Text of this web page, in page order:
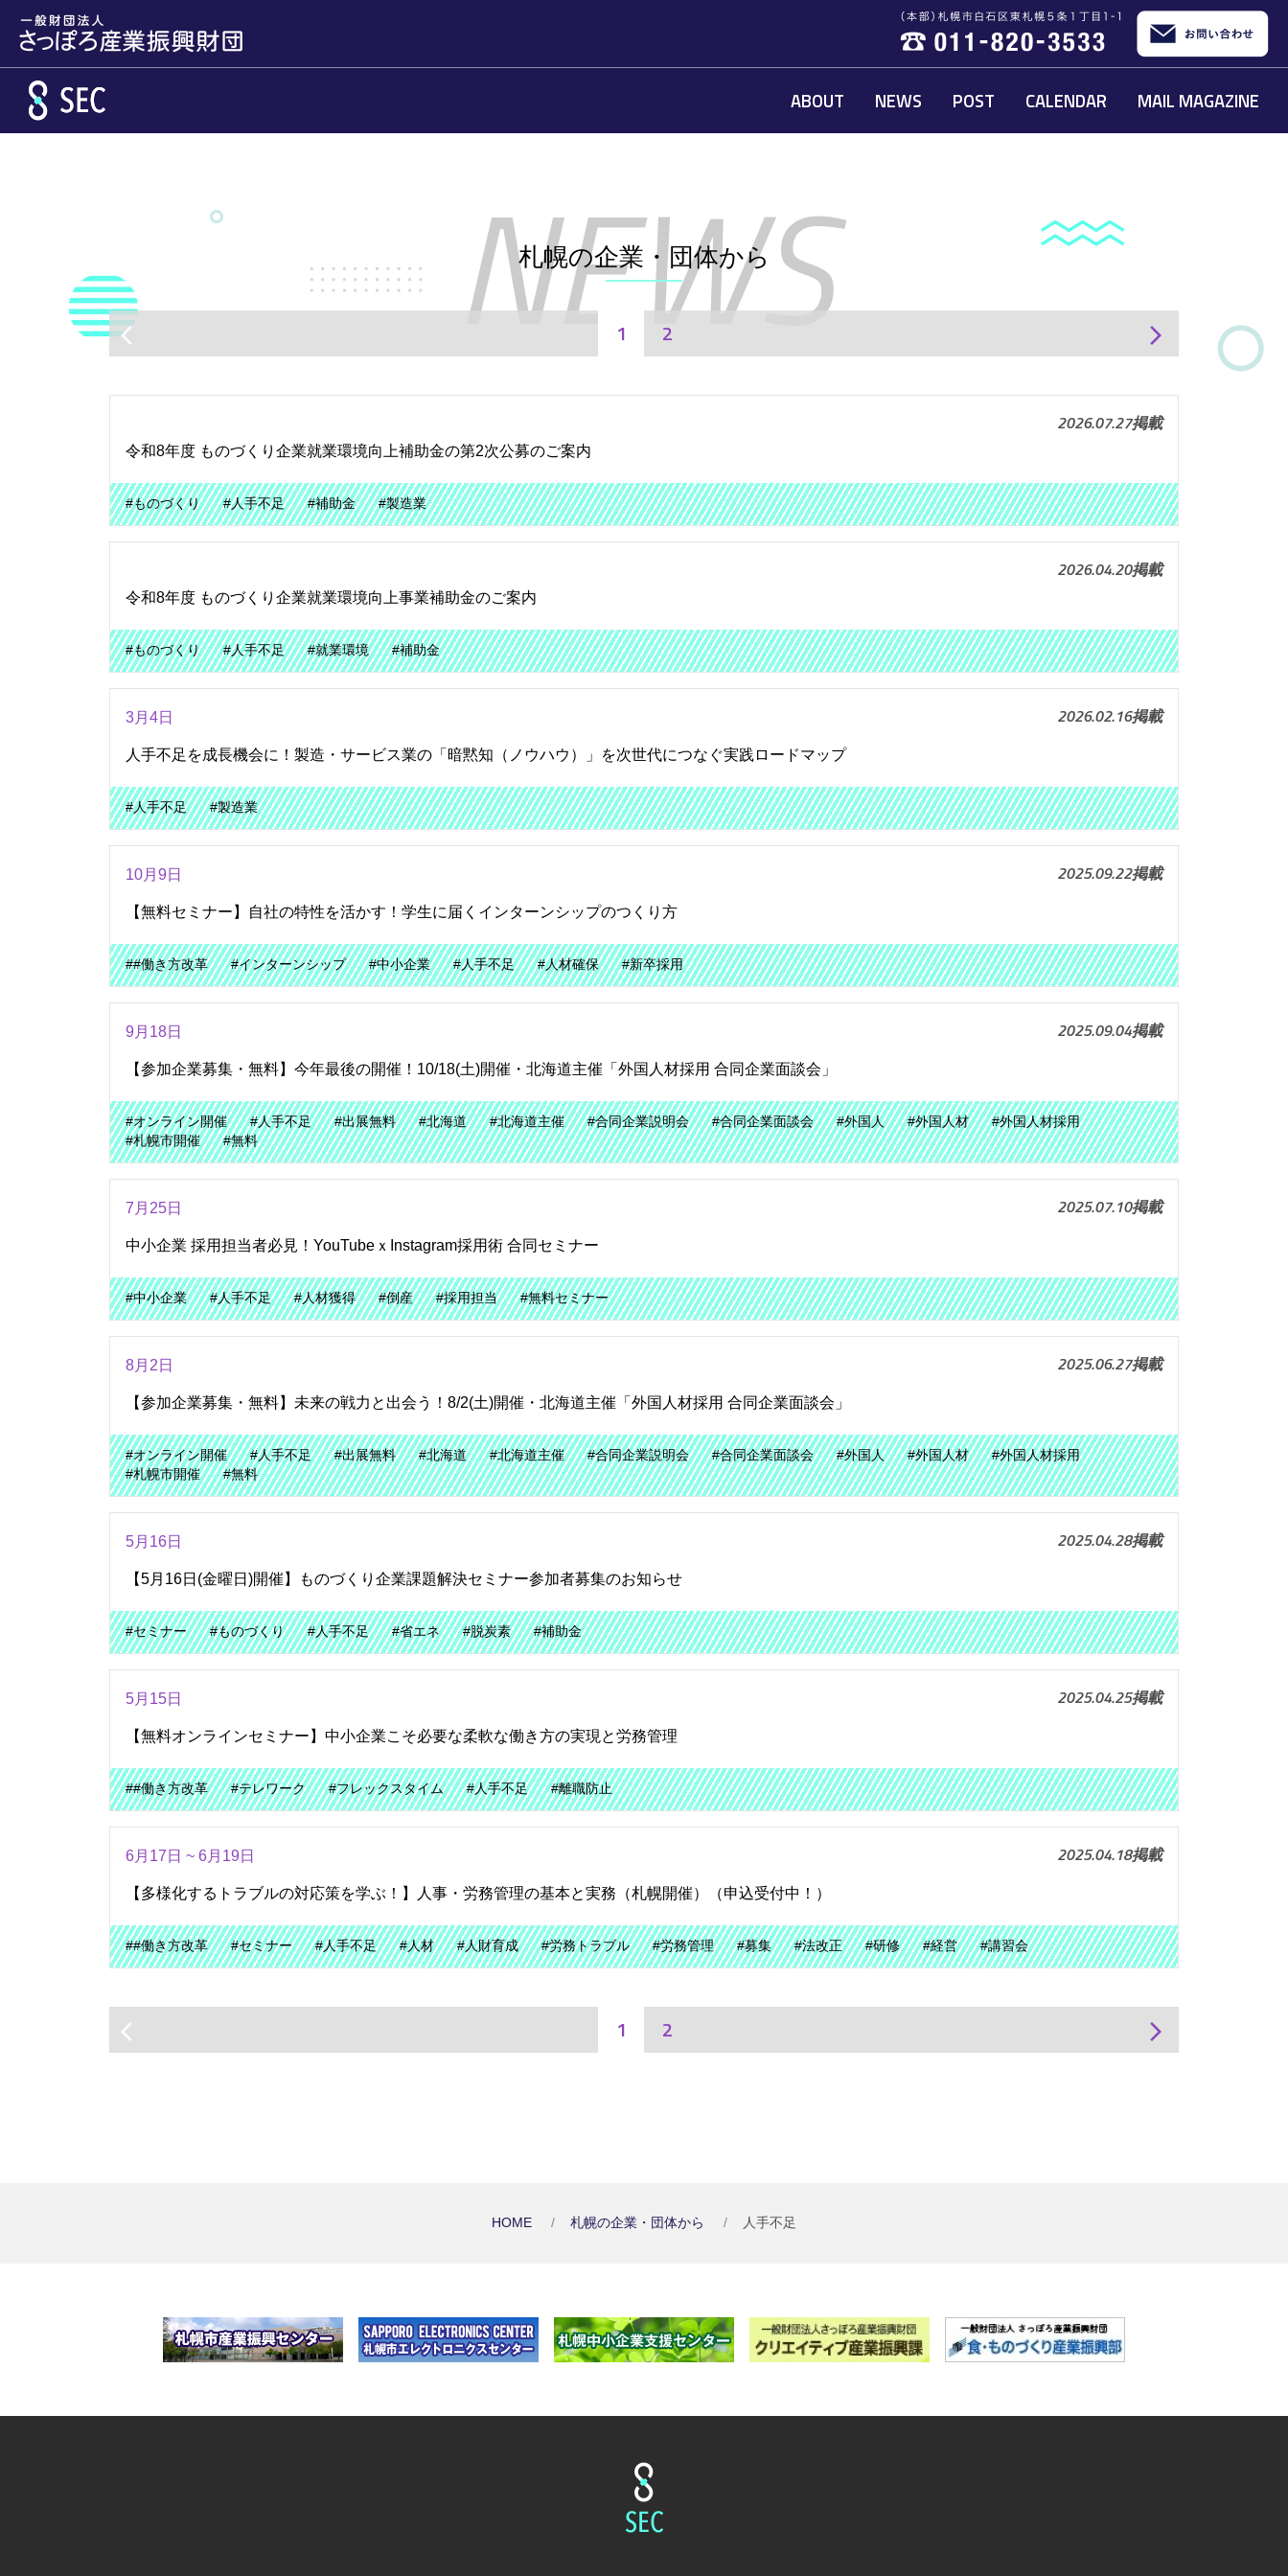
ABOUT NEWS POST CALENDAR MAIL MAGAZINE
札幌の企業・団体から
arrow_back_ios 1 2 arrow_forward_ios
2026.07.27掲載
令和8年度 ものづくり企業就業環境向上補助金の第2次公募のご案内
#ものづくり #人手不足 #補助金 #製造業
2026.04.20掲載
令和8年度 ものづくり企業就業環境向上事業補助金のご案内
#ものづくり #人手不足 #就業環境 #補助金
3月4日 2026.02.16掲載
人手不足を成長機会に！製造・サービス業の「暗黙知（ノウハウ）」を次世代につなぐ実践ロードマップ
#人手不足 #製造業
10月9日 2025.09.22掲載
【無料セミナー】自社の特性を活かす！学生に届くインターンシップのつくり方
##働き方改革 #インターンシップ #中小企業 #人手不足 #人材確保 #新卒採用
9月18日 2025.09.04掲載
【参加企業募集・無料】今年最後の開催！10/18(土)開催・北海道主催「外国人材採用 合同企業面談会」
#オンライン開催 #人手不足 #出展無料 #北海道 #北海道主催 #合同企業説明会 #合同企業面談会 #外国人 #外国人材
#外国人材採用
#札幌市開催
#無料
7月25日 2025.07.10掲載
中小企業 採用担当者必見！YouTubeｘInstagram採用術 合同セミナー
#中小企業 #人手不足 #人材獲得 #倒産 #採用担当 #無料セミナー
8月2日 2025.06.27掲載
【参加企業募集・無料】未来の戦力と出会う！8/2(土)開催・北海道主催「外国人材採用 合同企業面談会」
#オンライン開催 #人手不足 #出展無料 #北海道 #北海道主催 #合同企業説明会 #合同企業面談会 #外国人 #外国人材
#外国人材採用
#札幌市開催
#無料
5月16日 2025.04.28掲載
【5月16日(金曜日)開催】ものづくり企業課題解決セミナー参加者募集のお知らせ
#セミナー #ものづくり #人手不足 #省エネ #脱炭素 #補助金
5月15日 2025.04.25掲載
【無料オンラインセミナー】中小企業こそ必要な柔軟な働き方の実現と労務管理
##働き方改革 #テレワーク #フレックスタイム #人手不足 #離職防止
6月17日 ~ 6月19日 2025.04.18掲載
【多様化するトラブルの対応策を学ぶ！】人事・労務管理の基本と実務（札幌開催）（申込受付中！）
##働き方改革 #セミナー #人手不足 #人材 #人財育成 #労務トラブル #労務管理 #募集 #法改正 #研修 #経営 #講習会
arrow_back_ios 1 2 arrow_forward_ios
HOME 札幌の企業・団体から 人手不足